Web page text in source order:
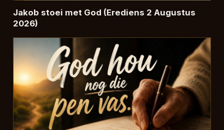
Jakob stoei met God (Erediens 2 Augustus
2026)